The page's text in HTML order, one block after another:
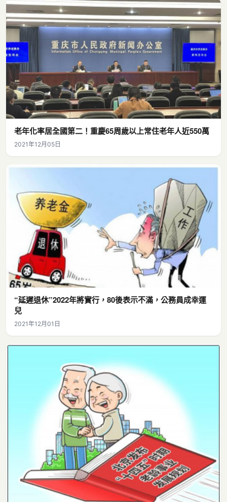
老年化率居全國第二！重慶65周歲以上常住老年人近550萬
2021年12月05日
“延遲退休”2022年將實行，80後表示不滿，公務員成幸運
兒
2021年12月01日